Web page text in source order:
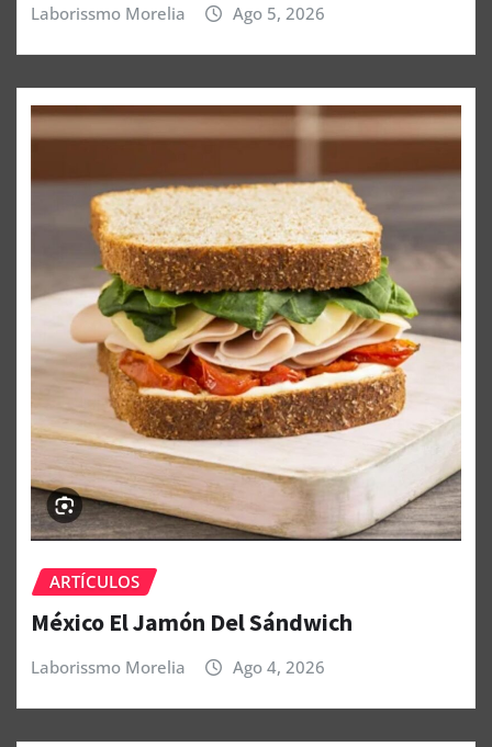
Laborissmo Morelia Ago 5, 2026
ARTÍCULOS
México El Jamón Del Sándwich
Laborissmo Morelia Ago 4, 2026